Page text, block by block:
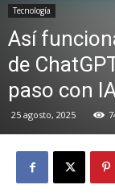
Tecnología
Así
de
paso con
25 agosto, 2025